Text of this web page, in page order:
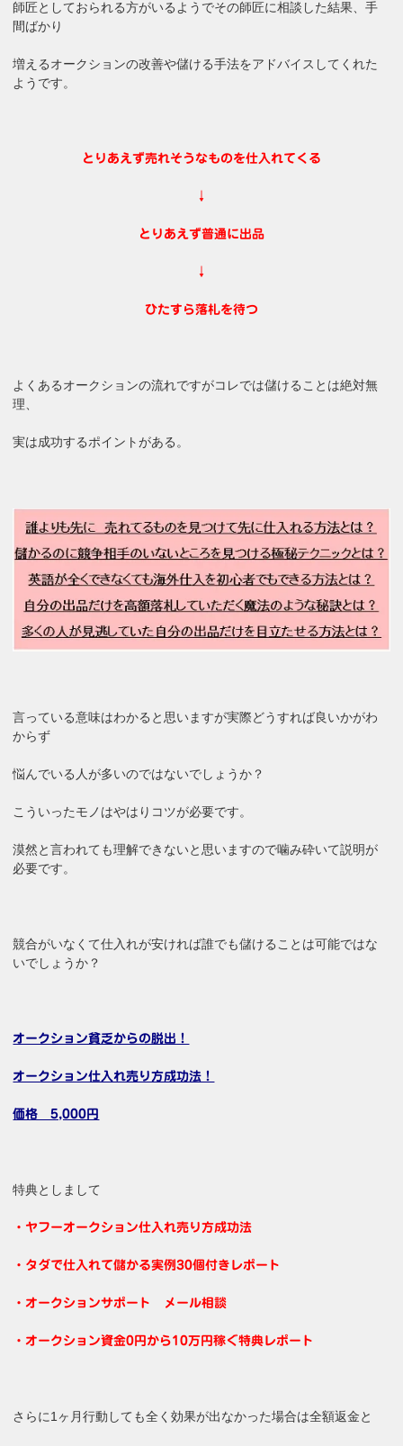
師匠としておられる方がいるようでその師匠に相談した結果、手
間ばかり
増えるオークションの改善や儲ける手法をアドバイスしてくれた
ようです。
とりあえず売れそうなものを仕入れてくる
↓
とりあえず普通に出品
↓
ひたすら落札を待つ
よくあるオークションの流れですがコレでは儲けることは絶対無
理、
実は成功するポイントがある。
言っている意味はわかると思いますが実際どうすれば良いかがわ
からず
悩んでいる人が多いのではないでしょうか？
こういったモノはやはりコツが必要です。
漠然と言われても理解できないと思いますので噛み砕いて説明が
必要です。
競合がいなくて仕入れが安ければ誰でも儲けることは可能ではな
いでしょうか？
オークション貧乏からの脱出！
オークション仕入れ売り方成功法！
価格 5,000円
特典としまして
・ヤフーオークション仕入れ売り方成功法
・タダで仕入れて儲かる実例30個付きレポート
・オークションサポート メール相談
・オークション資金0円から10万円稼ぐ特典レポート
さらに1ヶ月行動しても全く効果が出なかった場合は全額返金と